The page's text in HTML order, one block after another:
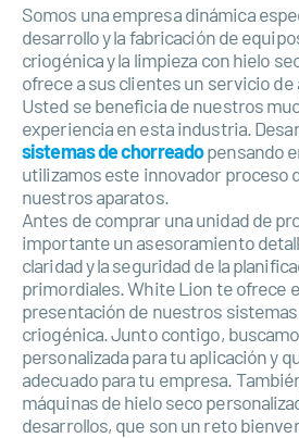
Somos una empresa dinámica
desarrollo y la fabricación de
criogénica y la limpieza con hielo
ofrece a sus clientes un servicio de
Usted se beneficia de nuestros
experiencia en esta industria.
sistemas de chorreadopensando
utilizamos este innovador proceso
nuestros aparatos.
Antes de comprar una unidad de
importante un asesoramiento
claridad y la seguridad de la
primordiales. White Lion te ofrece
presentación de nuestros
criogénica. Junto contigo,
personalizada para tu aplicación y
adecuado para tu empresa.
máquinas de hielo seco
desarrollos, que son un reto